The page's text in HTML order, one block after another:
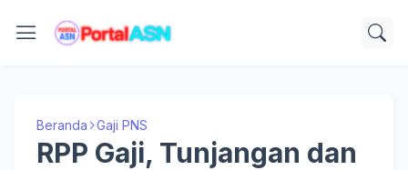
Beranda Gaji PNS
RPP Gaji, Tunjangan dan